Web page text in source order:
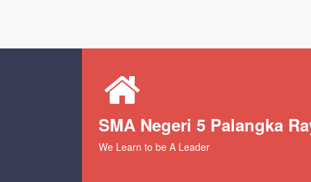
SMA Negeri 5 Palangka
We Learn to be A Leader